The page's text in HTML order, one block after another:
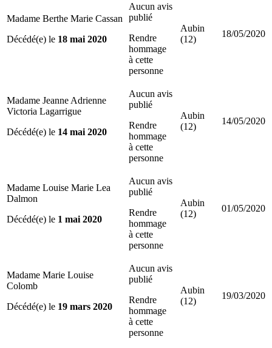
Madame Berthe Marie Cassan
Décédé(e) le 18 mai 2020
Aucun avis
publié
Rendre
hommage
à cette
personne
Aubin
(12)
18/05/2020
Madame Jeanne Adrienne
Victoria Lagarrigue
Décédé(e) le 14 mai 2020
Aucun avis
publié
Rendre
hommage
à cette
personne
Aubin
(12)
14/05/2020
Madame Louise Marie Lea
Dalmon
Décédé(e) le 1 mai 2020
Aucun avis
publié
Rendre
hommage
à cette
personne
Aubin
(12)
01/05/2020
Madame Marie Louise
Colomb
Décédé(e) le 19 mars 2020
Aucun avis
publié
Rendre
hommage
à cette
personne
Aubin
(12)
19/03/2020